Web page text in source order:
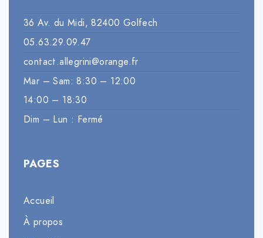
36 Av. du Midi, 82400 Golfech
05.63.29.09.47
contact.allegrini@orange.fr
Mar – Sam: 8:30 – 12:00
14:00 – 18:30
Dim – Lun : Fermé
PAGES
Accueil
À propos